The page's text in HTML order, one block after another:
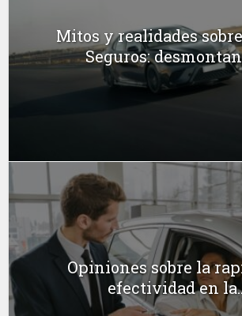
Mitos y realidades
Seguros:
Opiniones sobre la
efectividad en